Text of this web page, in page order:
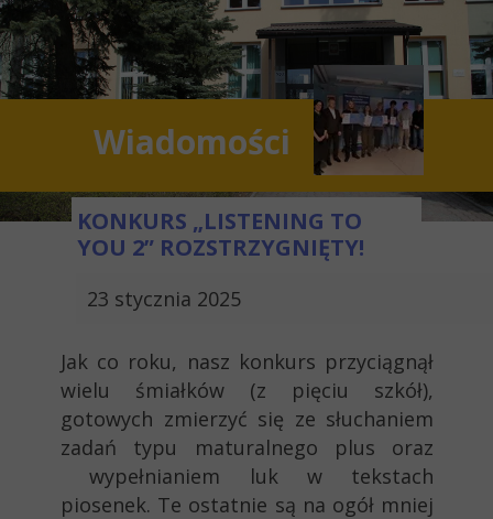
Wiadomości
23 stycznia 2025
KONKURS „LISTENING TO
YOU 2” ROZSTRZYGNIĘTY!
Jak co roku, nasz konkurs przyciągnął
wielu śmiałków (z pięciu szkół),
gotowych zmierzyć się ze słuchaniem
zadań typu maturalnego plus oraz
wypełnianiem luk w tekstach
piosenek. Te ostatnie są na ogół mniej